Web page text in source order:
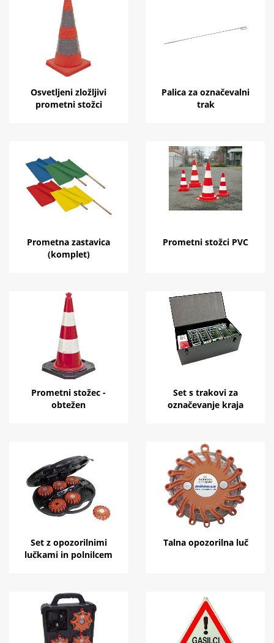
Osvetljeni zložljivi
prometni stožci
Palica za označevalni
trak
Prometna zastavica
(komplet)
Prometni stožci PVC
Prometni stožec -
obtežen
Set s trakovi za
označevanje kraja
Set z opozorilnimi
lučkami in polnilcem
Talna opozorilna luč